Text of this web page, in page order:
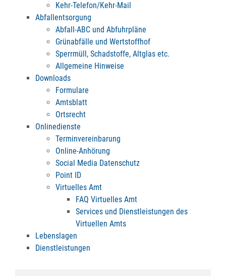
Kehr-Telefon/Kehr-Mail
Abfallentsorgung
Abfall-ABC und Abfuhrpläne
Grünabfälle und Wertstoffhof
Sperrmüll, Schadstoffe, Altglas etc.
Allgemeine Hinweise
Downloads
Formulare
Amtsblatt
Ortsrecht
Onlinedienste
Terminvereinbarung
Online-Anhörung
Social Media Datenschutz
Point ID
Virtuelles Amt
FAQ Virtuelles Amt
Services und Dienstleistungen des
Virtuellen Amts
Lebenslagen
Dienstleistungen